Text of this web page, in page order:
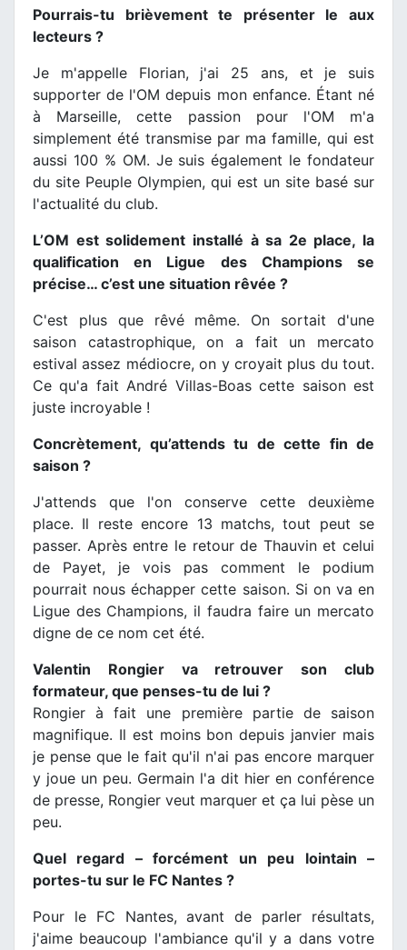
Pourrais-tu brièvement te présenter le aux
lecteurs ?
Je m'appelle Florian, j'ai 25 ans, et je suis
supporter de l'OM depuis mon enfance. Étant né
à Marseille, cette passion pour l'OM m'a
simplement été transmise par ma famille, qui est
aussi 100 % OM. Je suis également le fondateur
du site Peuple Olympien, qui est un site basé sur
l'actualité du club.
L’OM est solidement installé à sa 2e place, la
qualification en Ligue des Champions se
précise… c’est une situation rêvée ?
C'est plus que rêvé même. On sortait d'une
saison catastrophique, on a fait un mercato
estival assez médiocre, on y croyait plus du tout.
Ce qu'a fait André Villas-Boas cette saison est
juste incroyable !
Concrètement, qu’attends tu de cette fin de
saison ?
J'attends que l'on conserve cette deuxième
place. Il reste encore 13 matchs, tout peut se
passer. Après entre le retour de Thauvin et celui
de Payet, je vois pas comment le podium
pourrait nous échapper cette saison. Si on va en
Ligue des Champions, il faudra faire un mercato
digne de ce nom cet été.
Valentin Rongier va retrouver son club
formateur, que penses-tu de lui ?
Rongier à fait une première partie de saison
magnifique. Il est moins bon depuis janvier mais
je pense que le fait qu'il n'ai pas encore marquer
y joue un peu. Germain l'a dit hier en conférence
de presse, Rongier veut marquer et ça lui pèse un
peu.
Quel regard – forcément un peu lointain –
portes-tu sur le FC Nantes ?
Pour le FC Nantes, avant de parler résultats,
j'aime beaucoup l'ambiance qu'il y a dans votre